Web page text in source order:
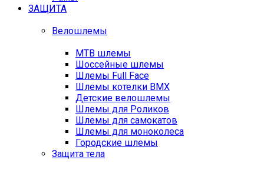
ЗАЩИТА
Велошлемы
MTB шлемы
Шоссейные шлемы
Шлемы Full Face
Шлемы котелки BMX
Детские велошлемы
Шлемы для Роликов
Шлемы для самокатов
Шлемы для моноколеса
Городские шлемы
Защита тела